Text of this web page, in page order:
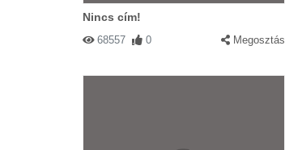
Nincs cím!
68557 0 Megosztás